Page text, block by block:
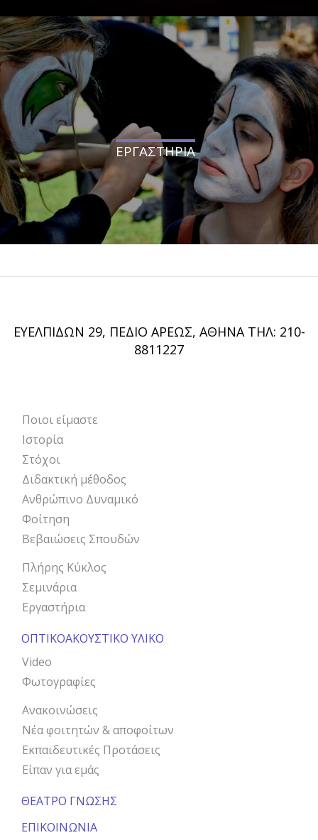
ΕΡΓΑΣΤΗΡΙΑ
ΕΥΕΛΠΙΔΩΝ 29, ΠΕΔΙΟ ΑΡΕΩΣ, ΑΘΗΝΑ ΤΗΛ: 210-
8811227
ANIMA
Ποιοι είμαστε
Ιστορία
Στόχοι
Διδακτική μέθοδος
Ανθρώπινο Δυναμικό
Φοίτηση
Βεβαιώσεις Σπουδών
Πλήρης Κύκλος
Σεμινάρια
Εργαστήρια
ΟΠΤΙΚΟΑΚΟΥΣΤΙΚΟ ΥΛΙΚΟ
Video
Φωτογραφίες
Ανακοινώσεις
Νέα φοιτητών & αποφοίτων
Εκπαιδευτικές Προτάσεις
Είπαν για εμάς
ΘΕΑΤΡΟ ΓΝΩΣΗΣ
ΕΠΙΚΟΙΝΩΝΙΑ